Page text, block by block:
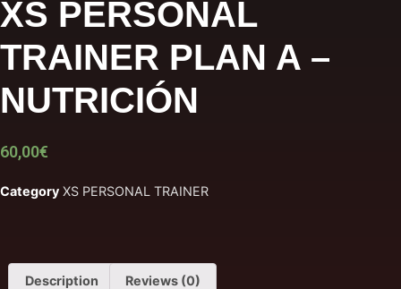
XS PERSONAL
TRAINER PLAN A –
NUTRICIÓN
60,00€
Category XS PERSONAL TRAINER
Description Reviews (0)